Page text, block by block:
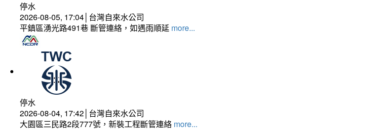
停水
2026-08-05, 17:04│台灣自來水公司
平鎮區湧光路491巷 斷管連絡，如遇雨順延 more...
停水
2026-08-04, 17:42│台灣自來水公司
大園區三民路2段777號，新裝工程斷管連絡 more...